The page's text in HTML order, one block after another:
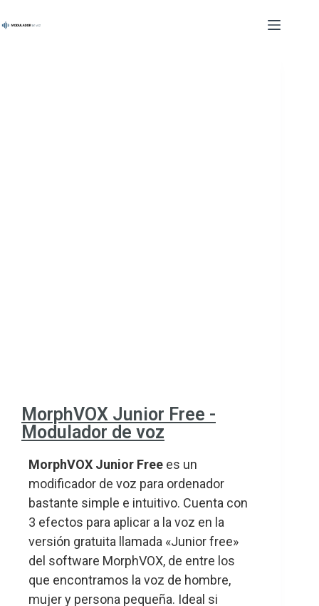
MorphVOX Junior Free -
Modulador de voz
MorphVOX Junior Free es un
modificador de voz para ordenador
bastante simple e intuitivo. Cuenta con
3 efectos para aplicar a la voz en la
versión gratuita llamada «Junior free»
del software MorphVOX, de entre los
que encontramos la voz de hombre,
mujer y persona pequeña. Ideal si